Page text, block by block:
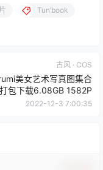
Tun’book
古风 · COS
美女艺术写真图集合
包下载6.08GB 1582P
2022-12-3 7:00:35